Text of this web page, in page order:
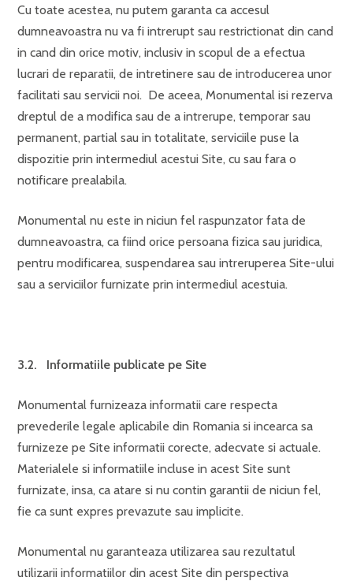
Cu toate acestea, nu putem garanta ca accesul
dumneavoastra nu va fi intrerupt sau restrictionat din cand
in cand din orice motiv, inclusiv in scopul de a efectua
lucrari de reparatii, de intretinere sau de introducerea unor
facilitati sau servicii noi. De aceea, Monumental isi rezerva
dreptul de a modifica sau de a intrerupe, temporar sau
permanent, partial sau in totalitate, serviciile puse la
dispozitie prin intermediul acestui Site, cu sau fara o
notificare prealabila.
Monumental nu este in niciun fel raspunzator fata de
dumneavoastra, ca fiind orice persoana fizica sau juridica,
pentru modificarea, suspendarea sau intreruperea Site-ului
sau a serviciilor furnizate prin intermediul acestuia.
3.2. Informatiile publicate pe Site
Monumental furnizeaza informatii care respecta
prevederile legale aplicabile din Romania si incearca sa
furnizeze pe Site informatii corecte, adecvate si actuale.
Materialele si informatiile incluse in acest Site sunt
furnizate, insa, ca atare si nu contin garantii de niciun fel,
fie ca sunt expres prevazute sau implicite.
Monumental nu garanteaza utilizarea sau rezultatul
utilizarii informatiilor din acest Site din perspectiva